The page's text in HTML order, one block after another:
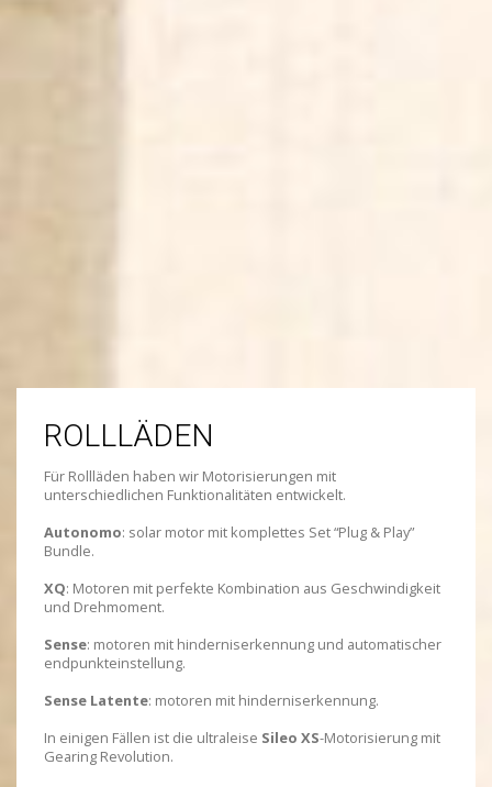
ROLLLÄDEN
Für Rollläden haben wir Motorisierungen mit
unterschiedlichen Funktionalitäten entwickelt.
Autonomo: solar motor mit komplettes Set “Plug & Play”
Bundle.
XQ: Motoren mit perfekte Kombination aus Geschwindigkeit
und Drehmoment.
Sense: motoren mit hinderniserkennung und automatischer
endpunkteinstellung.
Sense Latente: motoren mit hinderniserkennung.
In einigen Fällen ist die ultraleise Sileo XS-Motorisierung mit
Gearing Revolution.